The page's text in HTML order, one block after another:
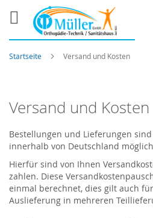
Startseite Versand und Kosten
Versand und Kosten
Bestellungen und Lieferungen
innerhalb von Deutschland
Hierfür sind von Ihnen
zahlen. Diese
einmal berechnet, dies gilt auch
Auslieferung in mehreren